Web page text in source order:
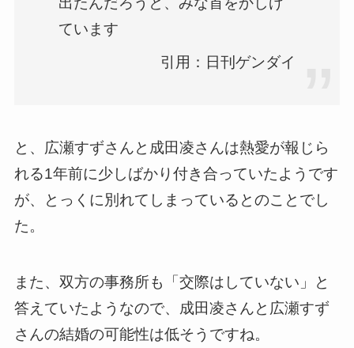
ています
引用：日刊ゲンダイ
と、広瀬すずさんと成田凌さんは熱愛が報じら
れる1年前に少しばかり付き合っていたようです
が、とっくに別れてしまっているとのことでし
た。
また、双方の事務所も「交際はしていない」と
答えていたようなので、成田凌さんと広瀬すず
さんの結婚の可能性は低そうですね。